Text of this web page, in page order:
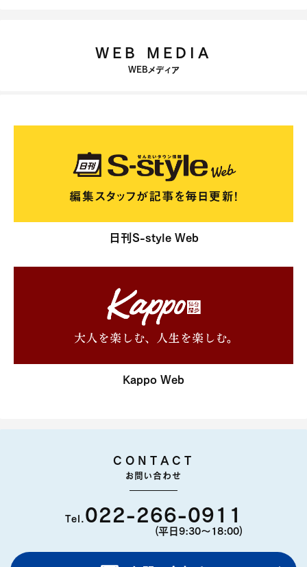
WEB MEDIA
WEBメディア
日刊S-style Web
Kappo Web
CONTACT
お問い合わせ
Tel.022-266-0911
(平日9:30〜18:00)